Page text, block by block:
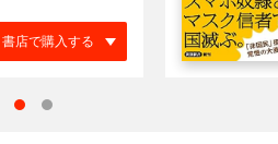
店で購入する